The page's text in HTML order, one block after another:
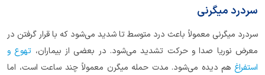
سردرد میگرنی
سردرد میگرنی معمولاً باعث درد متوسط تا شدید می‌شود که با قرار گرفتن در
معرض نوریا صدا و حرکت تشدید می‌شود. در بعضی از بیماران، تهوع و
استفراغ هم دیده می‌شود. مدت حمله میگرن معمولاً چند ساعت است، اما